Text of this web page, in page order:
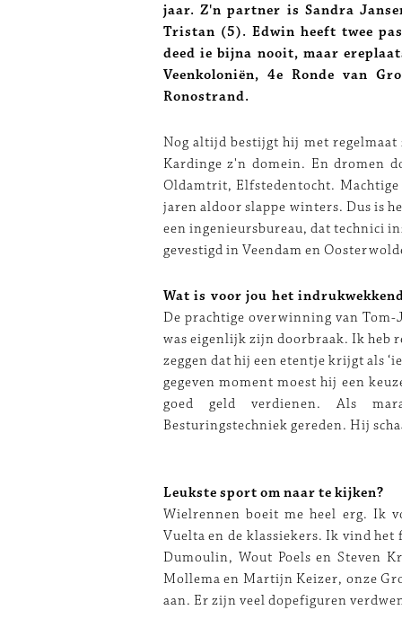
jaar. Z'n partner is Sandra
Tristan (5). Edwin heeft twee
deed ie bijna nooit, maar
Veenkoloniën, 4e Ronde van
Ronostrand.
Nog altijd bestijgt hij met
Kardinge z'n domein. En dromen
Oldamtrit, Elfstedentocht.
jaren aldoor slappe winters. Dus is
een ingenieursbureau, dat technici
gevestigd in Veendam en
Wat is voor jou het
De prachtige overwinning van
was eigenlijk zijn doorbraak. Ik heb
zeggen dat hij een etentje krijgt als
gegeven moment moest hij een
goed geld verdienen. Als
Besturingstechniek gereden. Hij
Leukste sport om naar te kijken?
Wielrennen boeit me heel erg. Ik
Vuelta en de klassiekers. Ik vind het
Dumoulin, Wout Poels en Steven
Mollema en Martijn Keizer, onze
aan. Er zijn veel dopefiguren